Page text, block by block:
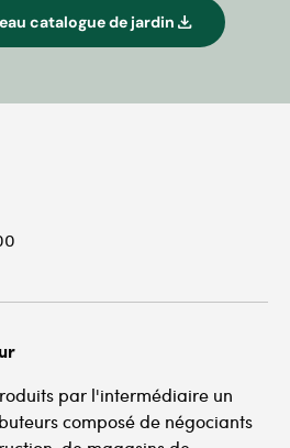
catalogue de jardin download
par l'intermédiaire un
composé de négociants